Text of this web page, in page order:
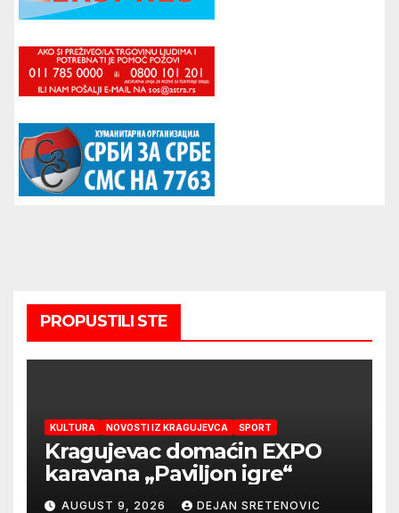
PROPUSTILI STE
KULTURA NOVOSTI IZ KRAGUJEVCA SPORT
Kragujevac domaćin EXPO
karavana „Paviljon igre“
AUGUST 9, 2026 DEJAN SRETENOVIC